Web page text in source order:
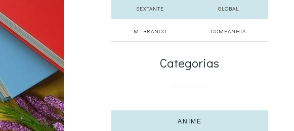
SEXTANTE GLOBAL
M. BRANCO COMPANHIA
Categorias
ANIME